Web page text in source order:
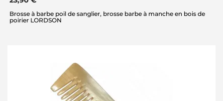
Brosse à barbe poil de sanglier, brosse barbe à manche en bois de
poirier LORDSON